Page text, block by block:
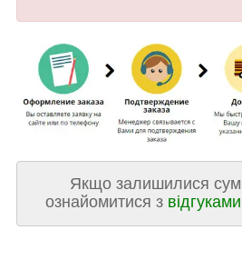
Якщо залишилися
ознайомитися з